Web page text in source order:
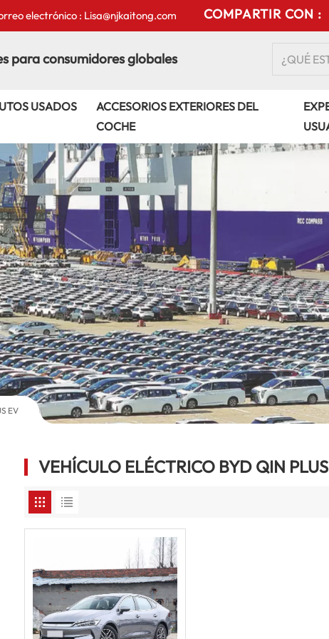
electrónico : Lisa@njkaitong.com COMPARTIR CON :
para consumidores globales
USADOS
ACCESORIOS EXTERIORES DEL
COCHE
EV
VEHÍCULO ELÉCTRICO BYD QIN